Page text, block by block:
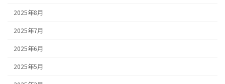
2025年8月
2025年7月
2025年6月
2025年5月